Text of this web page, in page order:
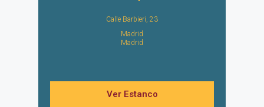
Calle Barbieri, 23
Madrid
Madrid
Ver Estanco